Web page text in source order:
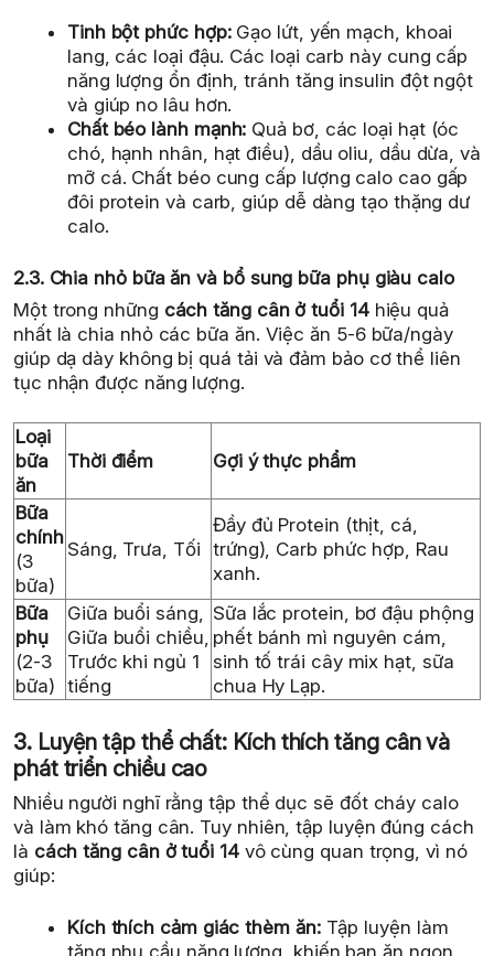
Tinh bột phức hợp:Gạo lứt, yến mạch, khoai
lang, các loại đậu. Các loại carb này cung cấp
năng lượng ổn định, tránh tăng insulin đột ngột
và giúp no lâu hơn.
Chất béo lành mạnh: Quả bơ, các loại hạt (óc
chó, hạnh nhân, hạt điều), dầu oliu, dầu dừa, và
mỡ cá. Chất béo cung cấp lượng calo cao gấp
đôi protein và carb, giúp dễ dàng tạo thặng dư
calo.
2.3. Chia nhỏ bữa ăn và bổ sung bữa phụ giàu calo
Một trong những cách tăng cân ở tuổi 14hiệu quả
nhất là chia nhỏ các bữa ăn. Việc ăn 5-6 bữa/ngày
giúp dạ dày không bị quá tải và đảm bảo cơ thể liên
tục nhận được năng lượng.
Loại
bữa
ăn
Thời điểm Gợi ý thực phẩm
Bữa
chính
(3
bữa)
Sáng, Trưa, Tối
Đầy đủ Protein (thịt, cá,
trứng), Carb phức hợp, Rau
xanh.
Bữa
phụ
(2-3
bữa)
Giữa buổi sáng,
Giữa buổi chiều,
Trước khi ngủ 1
tiếng
Sữa lắc protein, bơ đậu phộng
phết bánh mì nguyên cám,
sinh tố trái cây mix hạt, sữa
chua Hy Lạp.
3. Luyện tập thể chất: Kích thích tăng cân và
phát triển chiều cao
Nhiều người nghĩ rằng tập thể dục sẽ đốt cháy calo
và làm khó tăng cân. Tuy nhiên, tập luyện đúng cách
là cách tăng cân ở tuổi 14vô cùng quan trọng, vì nó
giúp:
Kích thích cảm giác thèm ăn:Tập luyện làm